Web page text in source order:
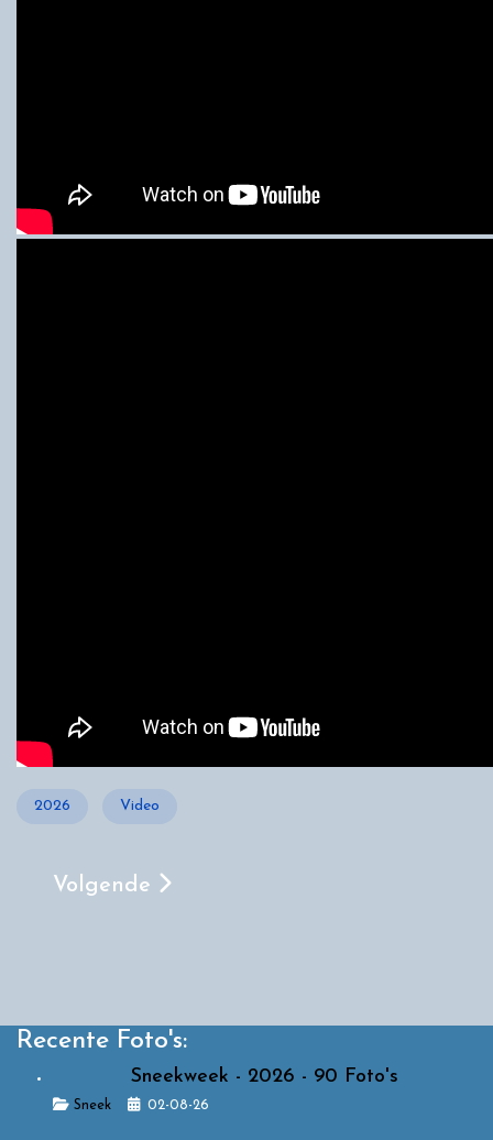
2026 Video
Volgende Artikel: Almere - Pinksterkermis
Volgende
Recente Foto's:
Sneekweek - 2026 - 90 Foto's
Details
Sneek 02-08-26